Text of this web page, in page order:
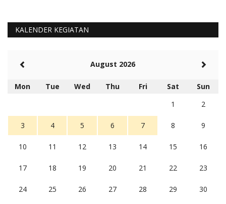
KALENDER KEGIATAN
August 2026
Mon Tue Wed Thu Fri Sat
Sun
1
2
3 4 5 6 7 8 9
10 11 12 13 14 15 16
17 18 19 20 21 22 23
24 25 26 27 28 29 30